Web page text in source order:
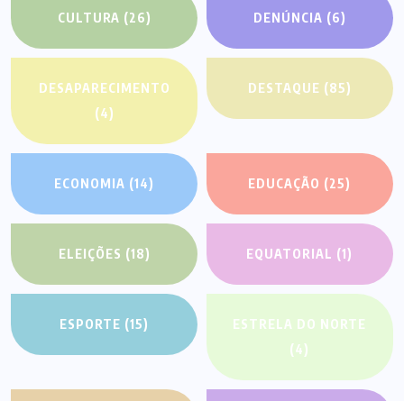
CULTURA (26) DENÚNCIA (6)
DESAPARECIMENTO
(4)
DESTAQUE (85)
ECONOMIA (14) EDUCAÇÃO (25)
ELEIÇÕES (18) EQUATORIAL (1)
ESPORTE (15)
ESTRELA DO NORTE
(4)